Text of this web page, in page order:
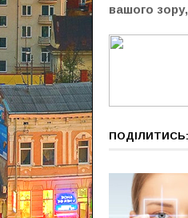
вашого
ПОДІЛИТИСЬ: